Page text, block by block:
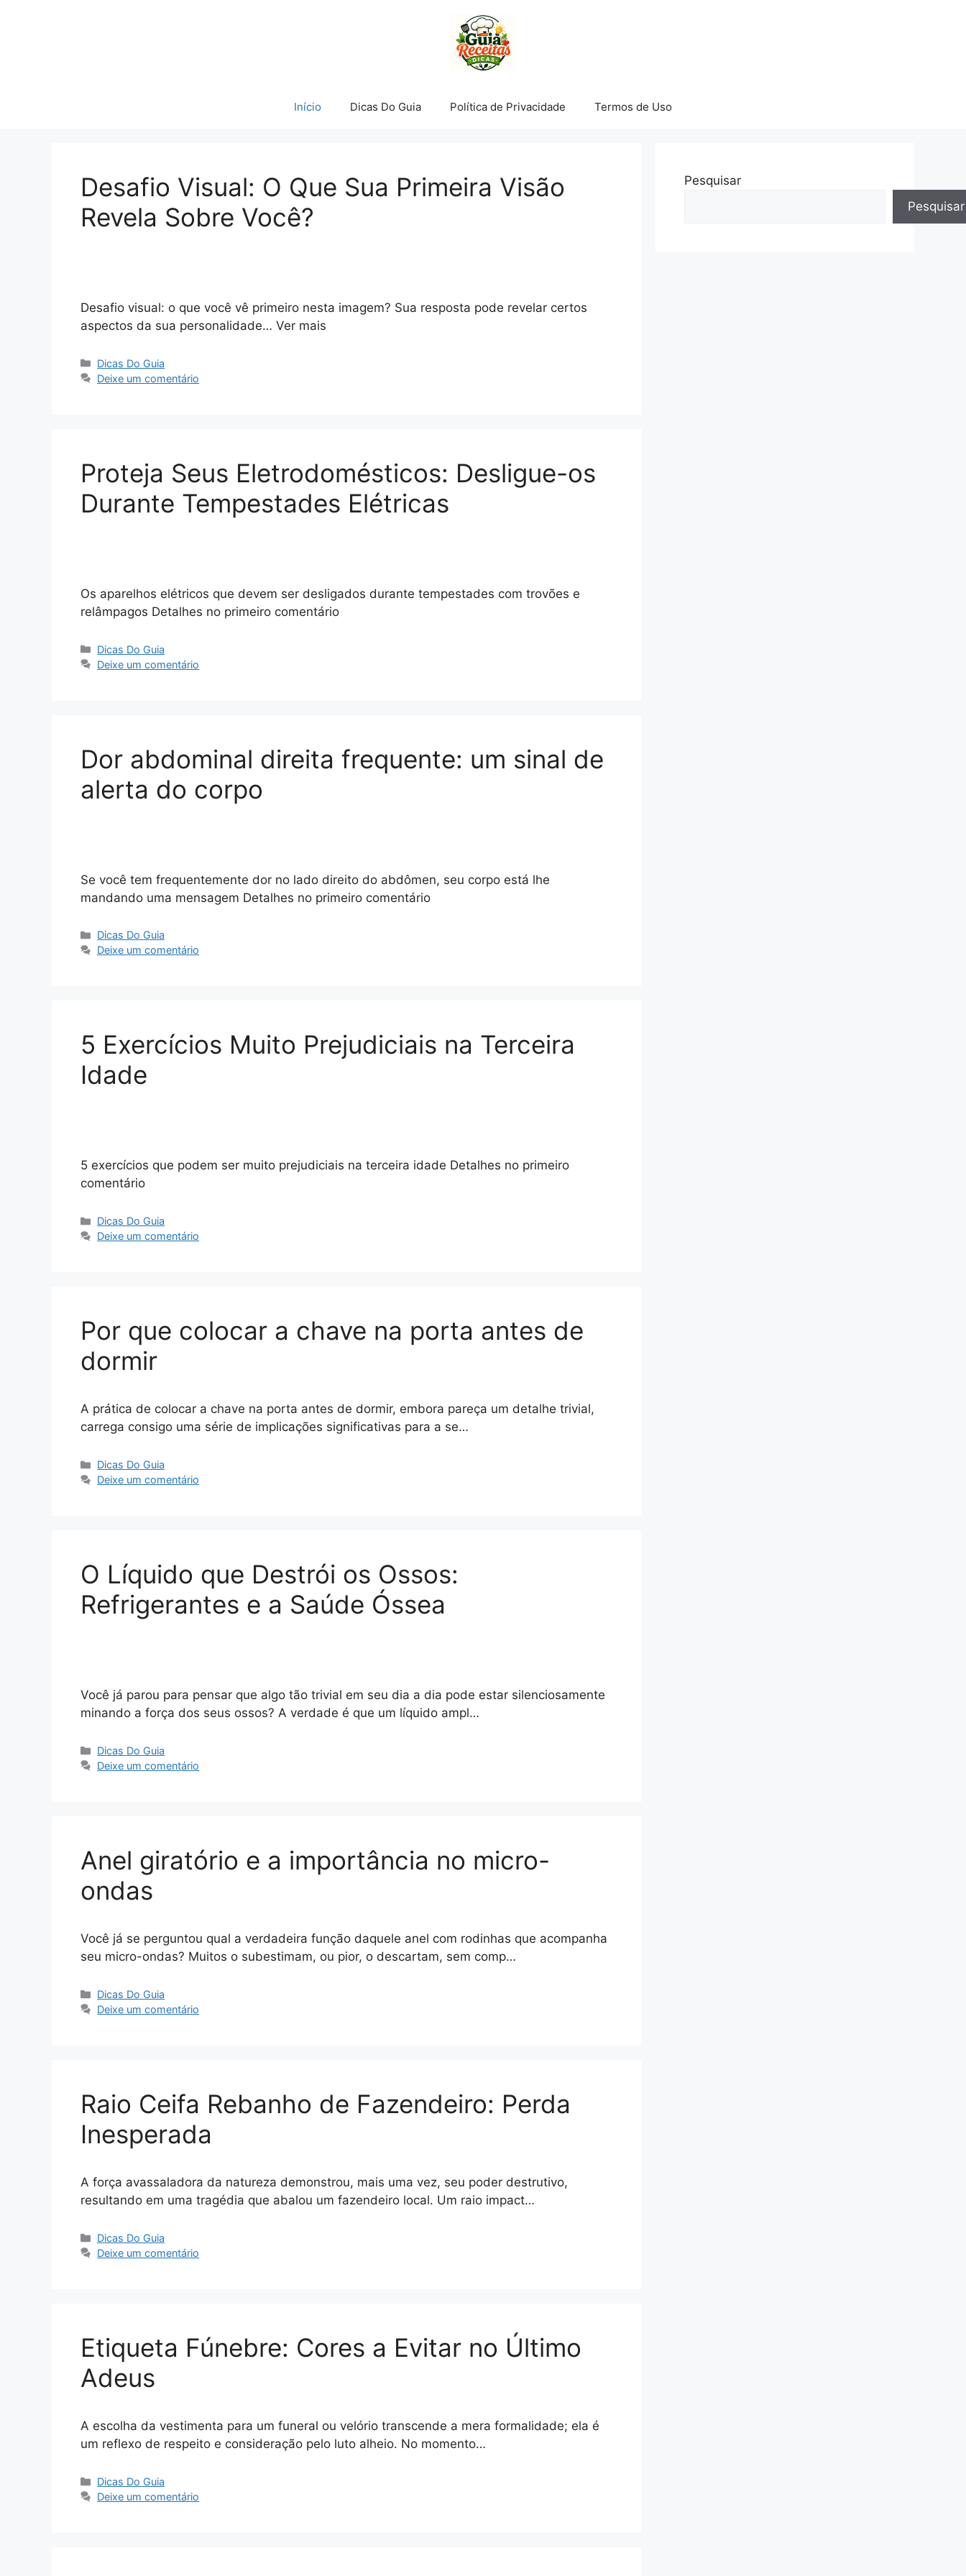
Início Dicas Do Guia Política de Privacidade Termos de Uso
Desafio Visual: O Que Sua Primeira Visão
Revela Sobre Você?
Desafio visual: o que você vê primeiro nesta imagem? Sua resposta pode revelar certos
aspectos da sua personalidade… Ver mais
Categorias
Dicas Do Guia
Deixe um comentário
Proteja Seus Eletrodomésticos: Desligue-os
Durante Tempestades Elétricas
Os aparelhos elétricos que devem ser desligados durante tempestades com trovões e
relâmpagos Detalhes no primeiro comentário
Categorias
Dicas Do Guia
Deixe um comentário
Dor abdominal direita frequente: um sinal de
alerta do corpo
Se você tem frequentemente dor no lado direito do abdômen, seu corpo está lhe
mandando uma mensagem Detalhes no primeiro comentário
Categorias
Dicas Do Guia
Deixe um comentário
5 Exercícios Muito Prejudiciais na Terceira
Idade
5 exercícios que podem ser muito prejudiciais na terceira idade Detalhes no primeiro
comentário
Categorias
Dicas Do Guia
Deixe um comentário
Por que colocar a chave na porta antes de
dormir
A prática de colocar a chave na porta antes de dormir, embora pareça um detalhe trivial,
carrega consigo uma série de implicações significativas para a se…
Categorias
Dicas Do Guia
Deixe um comentário
O Líquido que Destrói os Ossos:
Refrigerantes e a Saúde Óssea
Você já parou para pensar que algo tão trivial em seu dia a dia pode estar silenciosamente
minando a força dos seus ossos? A verdade é que um líquido ampl…
Categorias
Dicas Do Guia
Deixe um comentário
Anel giratório e a importância no micro-
ondas
Você já se perguntou qual a verdadeira função daquele anel com rodinhas que acompanha
seu micro-ondas? Muitos o subestimam, ou pior, o descartam, sem comp…
Categorias
Dicas Do Guia
Deixe um comentário
Raio Ceifa Rebanho de Fazendeiro: Perda
Inesperada
A força avassaladora da natureza demonstrou, mais uma vez, seu poder destrutivo,
resultando em uma tragédia que abalou um fazendeiro local. Um raio impact…
Categorias
Dicas Do Guia
Deixe um comentário
Etiqueta Fúnebre: Cores a Evitar no Último
Adeus
A escolha da vestimenta para um funeral ou velório transcende a mera formalidade; ela é
um reflexo de respeito e consideração pelo luto alheio. No momento…
Categorias
Dicas Do Guia
Deixe um comentário
Pesquisar
Pesquisar